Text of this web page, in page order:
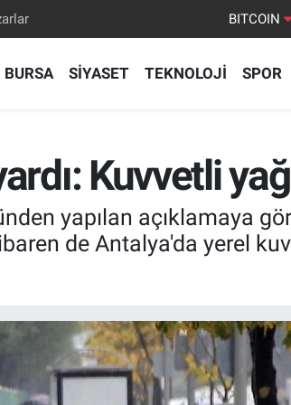
BURSA SİYASET TEKNOLOJİ SPOR
Kuvvetli
yapılan açıklamaya
de Antalya'da yerel